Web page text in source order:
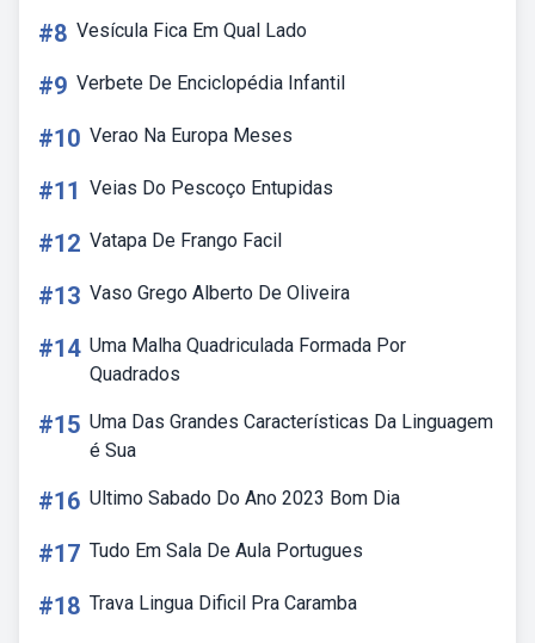
#8 Vesícula Fica Em Qual Lado
#9 Verbete De Enciclopédia Infantil
#10 Verao Na Europa Meses
#11 Veias Do Pescoço Entupidas
#12 Vatapa De Frango Facil
#13 Vaso Grego Alberto De Oliveira
#14 Uma Malha Quadriculada Formada Por
Quadrados
#15 Uma Das Grandes Características Da Linguagem
é Sua
#16 Ultimo Sabado Do Ano 2023 Bom Dia
#17 Tudo Em Sala De Aula Portugues
#18 Trava Lingua Dificil Pra Caramba